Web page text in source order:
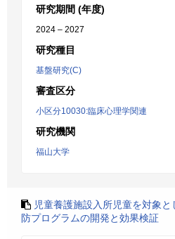
研究期間 (年度)
2024 – 2027
研究種目
基盤研究(C)
審査区分
小区分10030:臨床心理学関連
研究機関
福山大学
児童養護施設入所児童を対象
防プログラムの開発と効果検証